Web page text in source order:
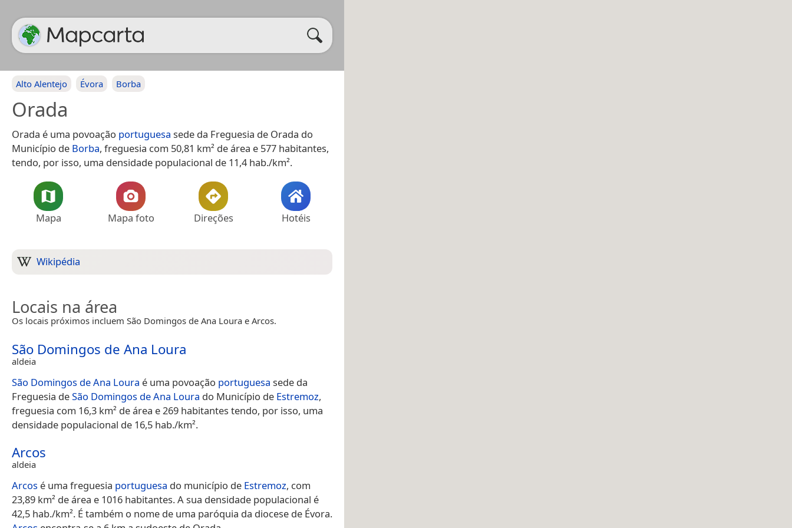
Alto Alentejo Évora Borba
Orada
Orada é uma povoação portuguesa sede da Freguesia de Orada do
Município de Borba, freguesia com 50,81 km² de área e 577 habitantes,
tendo, por isso, uma densidade populacional de 11,4 hab./km².
Mapa Mapa foto Direções Hotéis
Wikipédia
Locais na área
Os locais próximos incluem São Domingos de Ana Loura e Arcos.
São Domingos de Ana Loura
aldeia
São Domingos de Ana Loura é uma povoação portuguesa sede da
Freguesia deSão Domingos de Ana Loura do Município de Estremoz,
freguesia com 16,3 km² de área e 269 habitantes tendo, por isso, uma
densidade populacional de 16,5 hab./km².
Arcos
aldeia
Arcos é uma freguesia portuguesa do município de Estremoz, com
23,89 km² de área e 1016 habitantes. A sua densidade populacional é
42,5 hab./km². É também o nome de uma paróquia da diocese de Évora.